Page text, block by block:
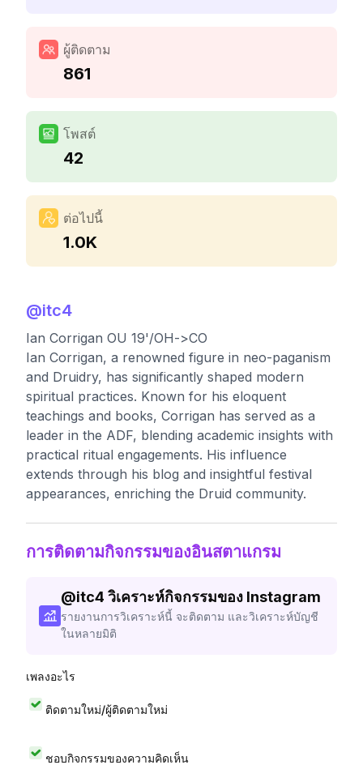
ผู้ติดตาม
861
โพสต์
42
ต่อไปนี้
1.0K
@itc4
Ian Corrigan OU 19'/OH->CO
Ian Corrigan, a renowned figure in neo-paganism
and Druidry, has significantly shaped modern
spiritual practices. Known for his eloquent
teachings and books, Corrigan has served as a
leader in the ADF, blending academic insights with
practical ritual engagements. His influence
extends through his blog and insightful festival
appearances, enriching the Druid community.
การติดตามกิจกรรมของอินสตาแกรม
@itc4 วิเคราะห์กิจกรรมของ Instagram
รายงานการวิเคราะห์นี้ จะติดตาม และวิเคราะห์บัญชี
ในหลายมิติ
เพลงอะไร
ติดตามใหม่/ผู้ติดตามใหม่
ชอบกิจกรรมของความคิดเห็น